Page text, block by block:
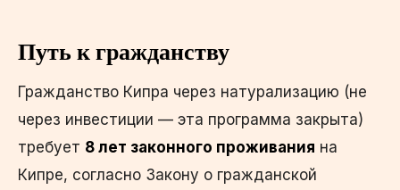
Путь к гражданству
Гражданство Кипра через натурализацию (не
через инвестиции — эта программа закрыта)
требует 8 лет законного проживания на
Кипре, согласно Закону о гражданской